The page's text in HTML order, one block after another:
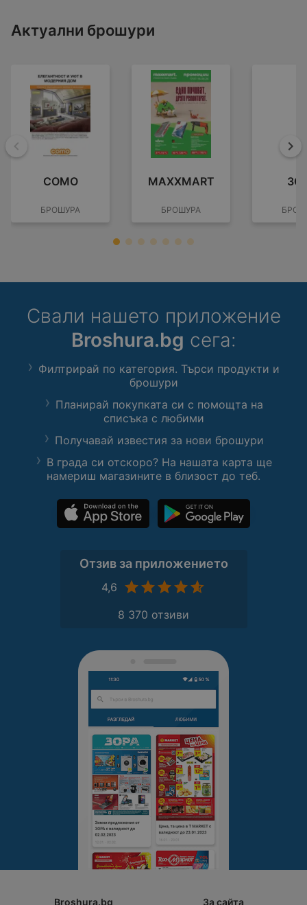
Актуални брошури
Назад
COMO
БРОШУРА
MAXXMART
БРОШУРА
Свали нашето приложение
Broshura.bg сега:
Филтрирай по категория. Търси продукти и
брошури
Планирай покупката си с помощта на
списъка с любими
Получавай известия за нови брошури
В града си отскоро? На нашата карта ще
намериш магазините в близост до теб.
Отзив за приложението
4,6
8 370 отзиви
Broshura.bg За сайта